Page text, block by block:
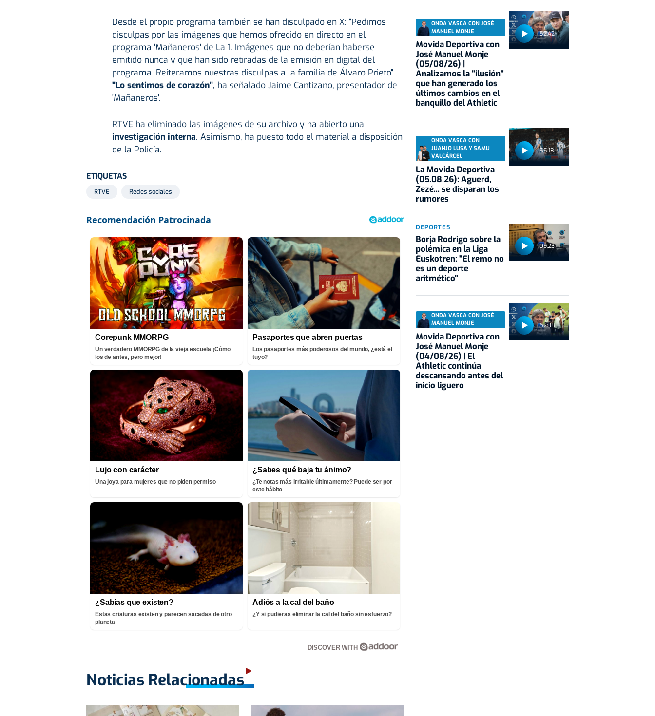
Desde el propio programa también se han disculpado en X: "Pedimos
disculpas por las imágenes que hemos ofrecido en directo en el
programa 'Mañaneros' de La 1. Imágenes que no deberían haberse
emitido nunca y que han sido retiradas de la emisión en digital del
programa. Reiteramos nuestras disculpas a la familia de Álvaro Prieto" .
"Lo sentimos de corazón", ha señalado Jaime Cantizano, presentador de
'Mañaneros'.
RTVE ha eliminado las imágenes de su archivo y ha abierto una
investigación interna. Asimismo, ha puesto todo el material a disposición
de la Policía.
ETIQUETAS
RTVE Redes sociales
Corepunk MMORPG
Un verdadero MMORPG de la vieja escuela ¡Cómo
los de antes, pero mejor!
Pasaportes que abren puertas
Los pasaportes más poderosos del mundo, ¿está el
tuyo?
Lujo con carácter
Una joya para mujeres que no piden permiso
¿Sabes qué baja tu ánimo?
¿Te notas más irritable últimamente? Puede ser por
este hábito
¿Sabías que existen?
Estas criaturas existen y parecen sacadas de otro
planeta
Adiós a la cal del baño
¿Y si pudieras eliminar la cal del baño sin esfuerzo?
DISCOVER WITH
Noticias Relacionadas
52:42
ONDA VASCA CON JOSÉ
MANUEL MONJE
Movida Deportiva con
José Manuel Monje
(05/08/26) |
Analizamos la "ilusión"
que han generado los
últimos cambios en el
banquillo del Athletic
55:18
ONDA VASCA CON
JUANJO LUSA Y SAMU
VALCÁRCEL
La Movida Deportiva
(05.08.26): Aguerd,
Zezé... se disparan los
rumores
09:23
DEPORTES
Borja Rodrigo sobre la
polémica en la Liga
Euskotren: "El remo no
es un deporte
aritmético"
52:38
ONDA VASCA CON JOSÉ
MANUEL MONJE
Movida Deportiva con
José Manuel Monje
(04/08/26) | El
Athletic continúa
descansando antes del
inicio liguero